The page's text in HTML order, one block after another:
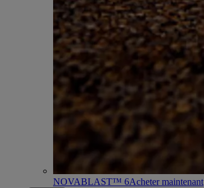
NOVABLAST™ 6Acheter maintenant